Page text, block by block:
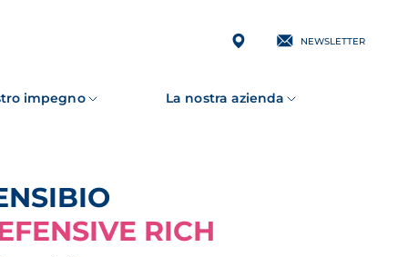
NEWSLETTER
impegno La nostra azienda
RICH